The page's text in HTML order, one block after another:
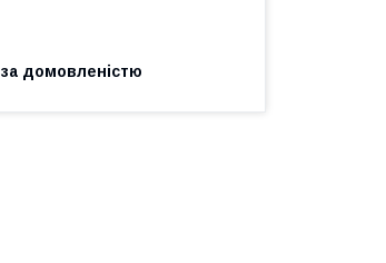
за домовленістю